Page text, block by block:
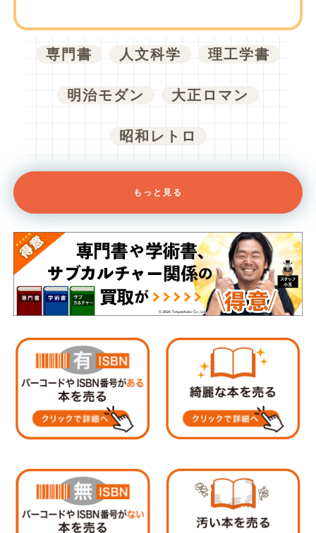
専門書 人文科学 理工学書
明治モダン 大正ロマン
昭和レトロ
もっと見る